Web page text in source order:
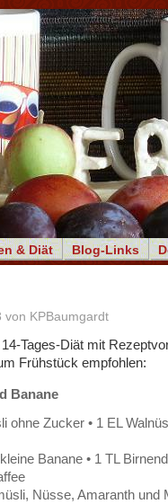
& Diät Blog-Links
von KPBaumgardt
Tages-Diät mit
Frühstück empfohlen:
Banane
ohne Zucker • 1 EL
Banane • 1 TL
Nüsse, Amaranth und